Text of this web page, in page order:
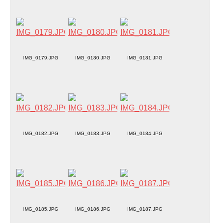
IMG_0179.JPG IMG_0180.JPG IMG_0181.JPG
IMG_0182.JPG IMG_0183.JPG IMG_0184.JPG
IMG_0185.JPG IMG_0186.JPG IMG_0187.JPG